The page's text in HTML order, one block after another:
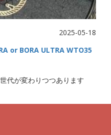
2025-05-18
or BORA ULTRA WTO35
代が変わりつつあります